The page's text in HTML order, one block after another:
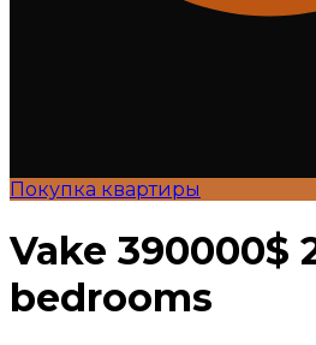
Покупка квартиры
Vake 390000$
bedrooms